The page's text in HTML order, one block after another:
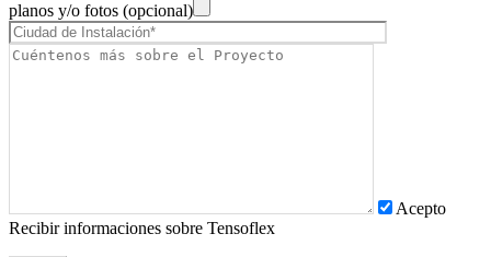
planos y/o fotos (opcional)
Acepto
Recibir informaciones sobre Tensoflex